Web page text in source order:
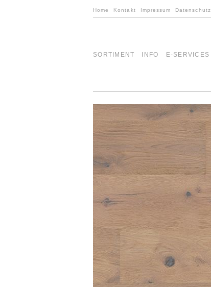
Home Kontakt Impressum Datenschutz
SORTIMENT INFO E-SERVICES